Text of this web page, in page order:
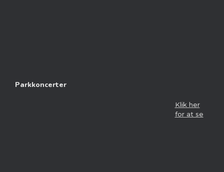
Parkkoncerter
Klik her
for at se